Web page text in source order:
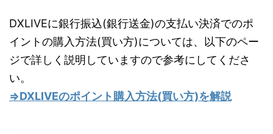
DXLIVEに銀行振込(銀行送金)の支払い決済でのポ
イントの購入方法(買い方)については、以下のペー
ジで詳しく説明していますので参考にしてくださ
い。
⇒DXLIVEのポイント購入方法(買い方)を解説